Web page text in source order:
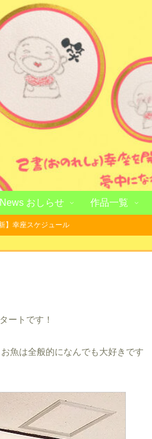
News おしらせ 作品一覧
新】幸座スケジュール
ートです！
魚は全般的になんでも大好きです